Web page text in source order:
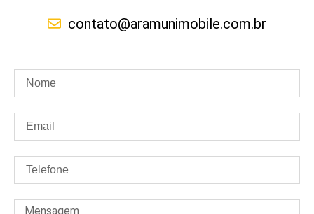
contato@aramunimobile.com.br